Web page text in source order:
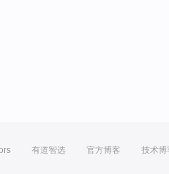
有道智选 官方博客 技术博